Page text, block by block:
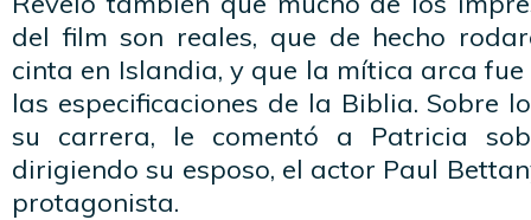
del film son reales, que de hecho
cinta en Islandia, y que la mítica arca
las especificaciones de la Biblia. Sobre
su carrera, le comentó a Patricia
dirigiendo su esposo, el actor Paul
protagonista.